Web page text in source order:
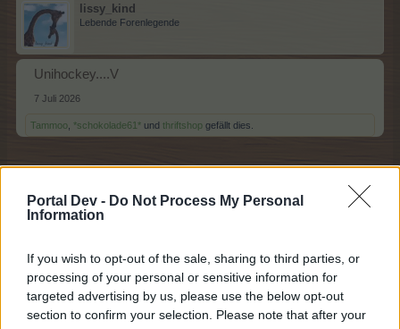
Portal Dev - Do Not Process My Personal
Information
If you wish to opt-out of the sale, sharing to third parties, or
processing of your personal or sensitive information for
targeted advertising by us, please use the below opt-out
section to confirm your selection. Please note that after your
lissy_kind
Lebende Forenlegende
Unihockey....V
7 Juli 2026
Tammoo *schokolade61* und thriftshop gefällt dies.
thriftshop
Lebende Forenlegende
Volleyball.........W
7 Juli 2026
Tammoo ,*schokolade61*undlissy_kindgefällt dies.